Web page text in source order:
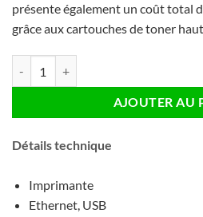
présente également un coût total
grâce aux cartouches de toner
AJOUTER AU
Détails technique
Imprimante
Ethernet, USB